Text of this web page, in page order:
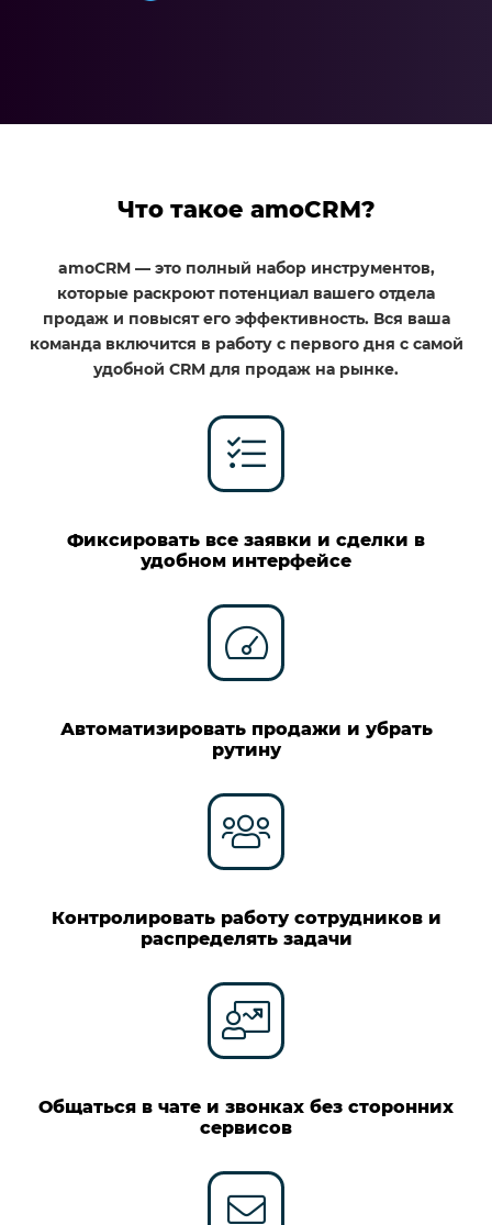
Что такое amoCRM?
amoCRM — это полный набор инструментов,
которые раскроют потенциал вашего отдела
продаж и повысят его эффективность. Вся ваша
команда включится в работу с первого дня с самой
удобной CRM для продаж на рынке.
Фиксировать все заявки и сделки в
удобном интерфейсе
Автоматизировать продажи и убрать
рутину
Контролировать работу сотрудников и
распределять задачи
Общаться в чате и звонках без сторонних
сервисов